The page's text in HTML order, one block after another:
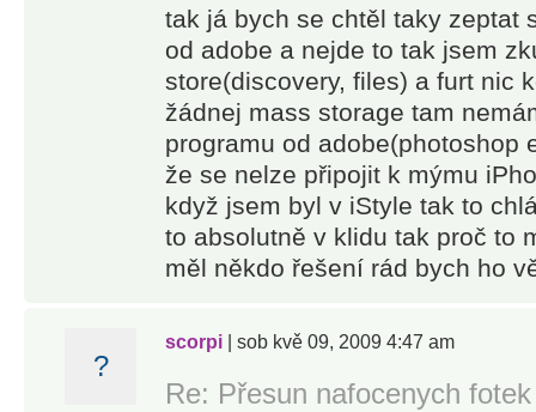
tak já bych se chtěl taky zeptat
od adobe a nejde to tak jsem
store(discovery, files) a furt nic
žádnej mass storage tam
programu od adobe(photoshop
že se nelze připojit k mýmu
když jsem byl v iStyle tak to
to absolutně v klidu tak proč to
měl někdo řešení rád bych ho
?
scorpi | sob kvě 09, 2009 4:47 am
Re: Přesun nafocenych